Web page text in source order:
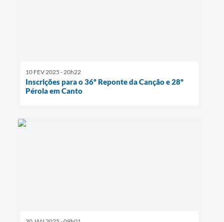
10 FEV 2025 - 20h22
Inscrições para o 36º Reponte da Canção e 28º
Pérola em Canto